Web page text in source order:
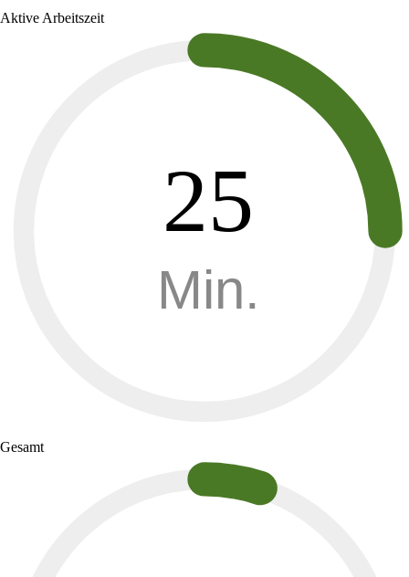
Aktive Arbeitszeit
25
Min.
Gesamt